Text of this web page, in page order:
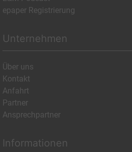
epaper Registrierung
Unternehmen
Über uns
Kontakt
Anfahrt
Partner
Ansprechpartner
Informationen